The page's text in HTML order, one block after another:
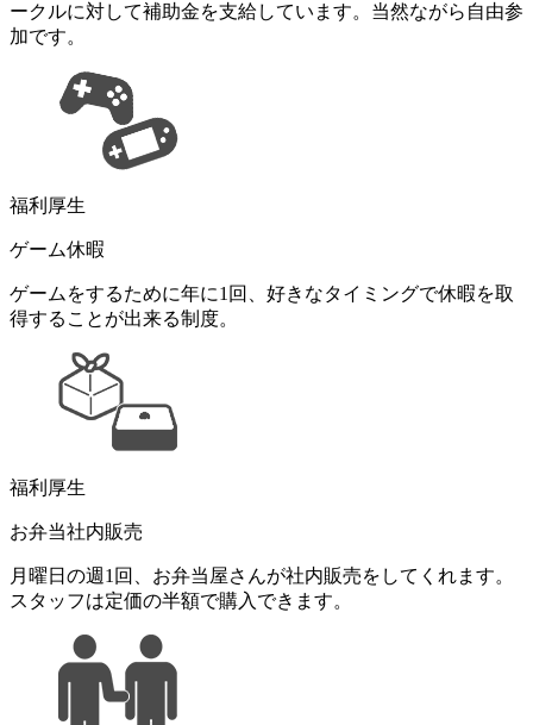
ークルに対して補助金を支給しています。当然ながら自由参
加です。
福利厚生
ゲーム休暇
ゲームをするために年に1回、好きなタイミングで休暇を取
得することが出来る制度。
福利厚生
お弁当社内販売
月曜日の週1回、お弁当屋さんが社内販売をしてくれます。
スタッフは定価の半額で購入できます。